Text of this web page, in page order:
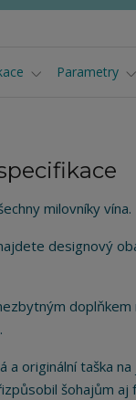
Parametry
milovníky vína.
designový
a originální taška
šohajům aj